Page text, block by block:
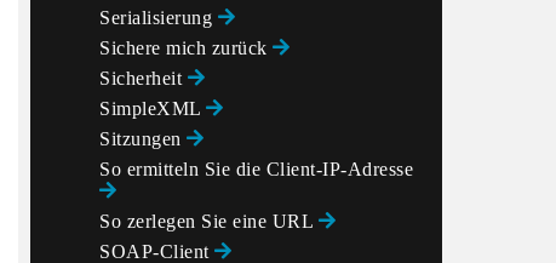
Serialisierung
Sichere mich zurück
Sicherheit
SimpleXML
Sitzungen
So ermitteln Sie die Client-IP-Adresse
So zerlegen Sie eine URL
SOAP-Client